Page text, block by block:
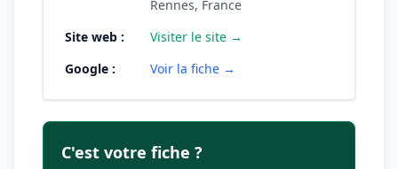
Rennes, France
Site web :
Visiter le site →
Google :
Voir la fiche →
C'est votre fiche ?